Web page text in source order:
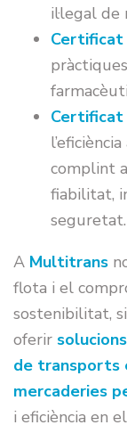
il·legal de
Certificat
Certificat
complint
fiabilitat,
seguretat.
A Multitrans
flota i el
sostenibilitat,
oferir
de transports
mercaderies
i eficiència en